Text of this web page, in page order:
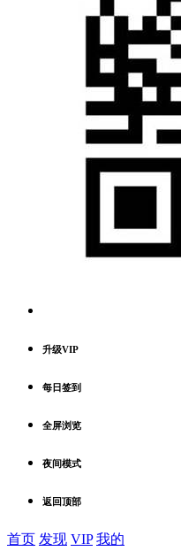
升级VIP
每日签到
全屏浏览
夜间模式
返回顶部
首页 发现 VIP 我的